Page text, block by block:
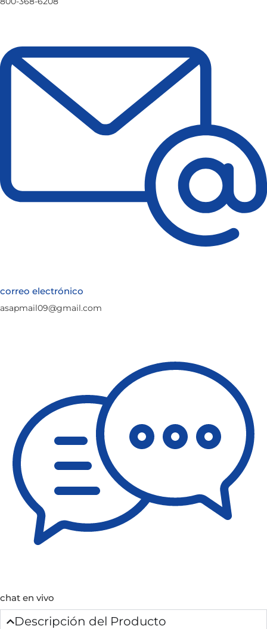
correo electrónico
asapmail09@gmail.com
chat en vivo
Descripción del Producto